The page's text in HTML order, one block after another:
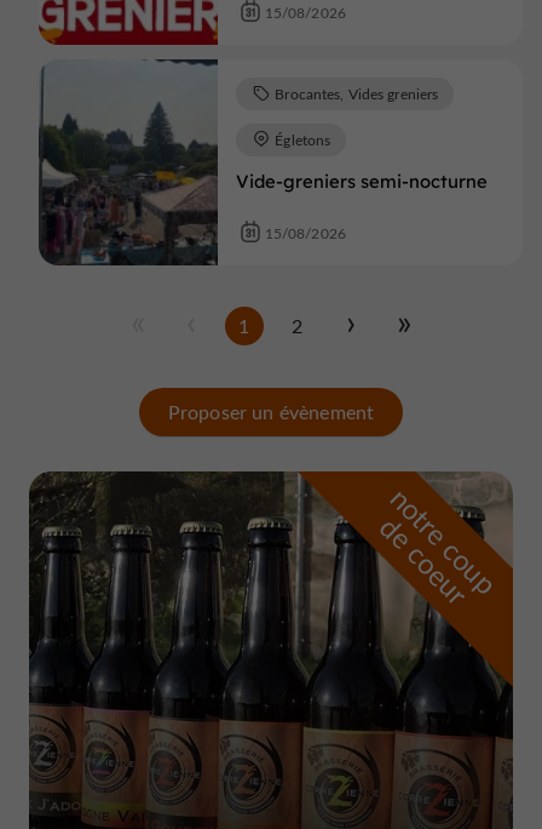
15/08/2026
Vide-greniers semi-nocturne
Brocantes, Vides greniers
Égletons
15/08/2026
1 2
Proposer un évènement
n
o
t
r
e
c
o
u
p
d
e
c
o
e
u
r